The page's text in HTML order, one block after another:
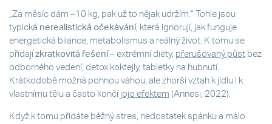
„Za měsíc dám –10 kg, pak už to nějak udržím.“ Tohle jsou
typická nerealistická očekávání, která ignorují, jak funguje
energetická bilance, metabolismus a reálný život. K tomu se
přidajízkratkovitá řešení– extrémní diety, přerušovaný půst bez
odborného vedení, detox koktejly, tabletky na hubnutí.
Krátkodobě možná pohnou váhou, ale zhorší vztah k jídlu i k
vlastnímu tělu a často končí jojo efektem (Annesi, 2022).
Když k tomu přidáte běžný stres, nedostatek spánku a málo